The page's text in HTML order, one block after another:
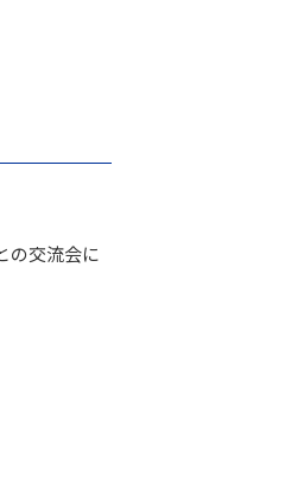
の交流会に